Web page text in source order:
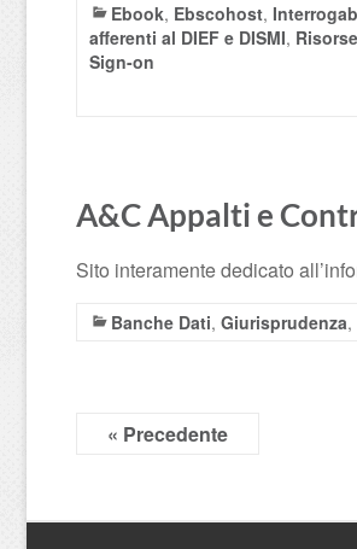
Ebook, Ebscohost,
afferenti al DIEF e DISMI,
Sign-on
A&C Appalti e
Sito interamente dedicato
Banche Dati, Giurisprudenza,
« Precedente